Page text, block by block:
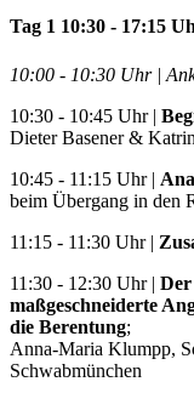
Tag 1 10:30 - 17:15
10:00 - 10:30 Uhr |
10:30 - 10:45 Uhr |
Dieter Basener &
10:45 - 11:15 Uhr |
beim Übergang in den
11:15 - 11:30 Uhr |
11:30 - 12:30 Uhr |
maßgeschneiderte
die Berentung;
Anna-Maria Klumpp,
Schwabmünchen